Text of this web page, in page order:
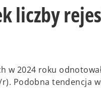
liczby
w 2024 roku
Podobna tendencja